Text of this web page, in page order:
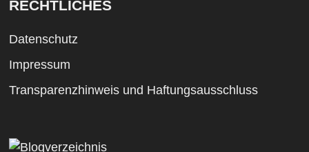
RECHTLICHES
Datenschutz
Impressum
Transparenzhinweis und Haftungsausschluss